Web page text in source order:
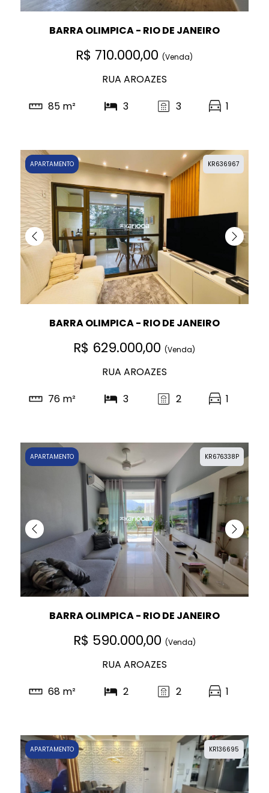
BARRA OLIMPICA - RIO DE JANEIRO
R$ 710.000,00(Venda)
RUA AROAZES
85 m²
3 3 1
KR636967
APARTAMENTO
BARRA OLIMPICA - RIO DE JANEIRO
R$ 629.000,00(Venda)
RUA AROAZES
76 m²
3 2 1
KR676338P
APARTAMENTO
BARRA OLIMPICA - RIO DE JANEIRO
R$ 590.000,00 (Venda)
RUA AROAZES
68 m²
2 2 1
KR136695
APARTAMENTO